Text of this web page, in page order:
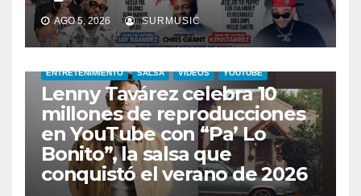
AGO 5, 2026 SURMUSIC
ENTRETENIMIENTO SALSA VIDEOS YOUTUBE
Lenny Tavárez celebra 10
millones de reproducciones
en YouTube con “Pa’ Lo
Bonito”, la salsa que
conquistó el verano de 2026
CABIMAS ENTRETENIMIENTO TALENTO ZULIANO